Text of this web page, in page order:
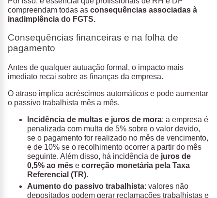
compreendam todas as consequências associadas à
inadimplência do FGTS.
Consequências financeiras e na folha de
pagamento
Antes de qualquer autuação formal, o impacto mais
imediato recai sobre as finanças da empresa.
O atraso implica acréscimos automáticos e pode aumentar
o passivo trabalhista mês a mês.
Incidência de multas e juros de mora: a empresa é
penalizada com multa de 5% sobre o valor devido,
se o pagamento for realizado no mês de vencimento,
e de 10% se o recolhimento ocorrer a partir do mês
seguinte. Além disso, há incidência de juros de
0,5% ao mês e correção monetária pela Taxa
Referencial (TR).
Aumento do passivo trabalhista: valores não
depositados podem gerar reclamações trabalhistas e